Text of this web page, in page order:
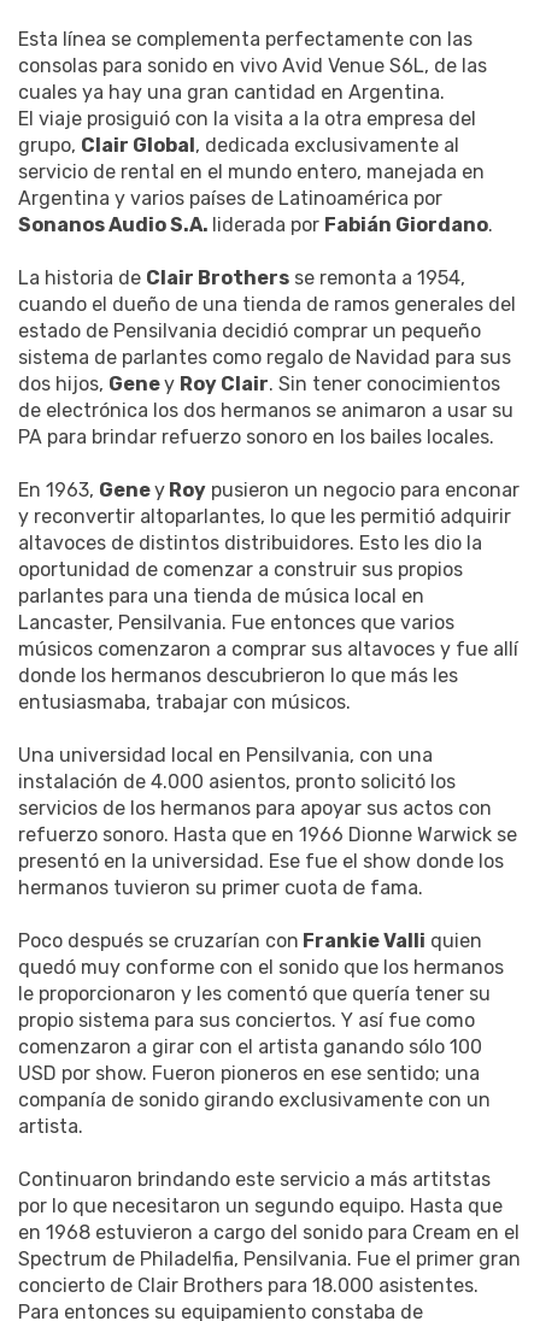
Esta línea se complementa perfectamente con las
consolas para sonido en vivo Avid Venue S6L, de las
cuales ya hay una gran cantidad en Argentina.
El viaje prosiguió con la visita a la otra empresa del
grupo, Clair Global, dedicada exclusivamente al
servicio de rental en el mundo entero, manejada en
Argentina y varios países de Latinoamérica por
Sonanos Audio S.A. liderada por Fabián Giordano.
La historia de Clair Brothers se remonta a 1954,
cuando el dueño de una tienda de ramos generales del
estado de Pensilvania decidió comprar un pequeño
sistema de parlantes como regalo de Navidad para sus
dos hijos, Geney Roy Clair. Sin tener conocimientos
de electrónica los dos hermanos se animaron a usar su
PA para brindar refuerzo sonoro en los bailes locales.
En 1963, Geney Roy pusieron un negocio para enconar
y reconvertir altoparlantes, lo que les permitió adquirir
altavoces de distintos distribuidores. Esto les dio la
oportunidad de comenzar a construir sus propios
parlantes para una tienda de música local en
Lancaster, Pensilvania. Fue entonces que varios
músicos comenzaron a comprar sus altavoces y fue allí
donde los hermanos descubrieron lo que más les
entusiasmaba, trabajar con músicos.
Una universidad local en Pensilvania, con una
instalación de 4.000 asientos, pronto solicitó los
servicios de los hermanos para apoyar sus actos con
refuerzo sonoro. Hasta que en 1966 Dionne Warwick se
presentó en la universidad. Ese fue el show donde los
hermanos tuvieron su primer cuota de fama.
Poco después se cruzarían con Frankie Valli quien
quedó muy conforme con el sonido que los hermanos
le proporcionaron y les comentó que quería tener su
propio sistema para sus conciertos. Y así fue como
comenzaron a girar con el artista ganando sólo 100
USD por show. Fueron pioneros en ese sentido; una
companía de sonido girando exclusivamente con un
artista.
Continuaron brindando este servicio a más artitstas
por lo que necesitaron un segundo equipo. Hasta que
en 1968 estuvieron a cargo del sonido para Cream en el
Spectrum de Philadelfia, Pensilvania. Fue el primer gran
concierto de Clair Brothers para 18.000 asistentes.
Para entonces su equipamiento constaba de